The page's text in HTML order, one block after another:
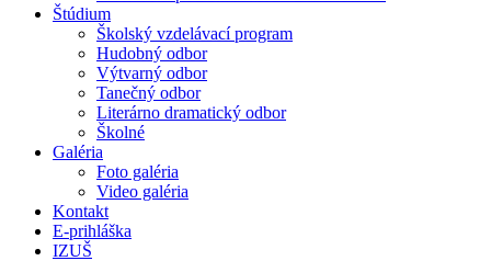
Štúdium
Školský vzdelávací program
Hudobný odbor
Výtvarný odbor
Tanečný odbor
Literárno dramatický odbor
Školné
Galéria
Foto galéria
Video galéria
Kontakt
E-prihláška
IZUŠ